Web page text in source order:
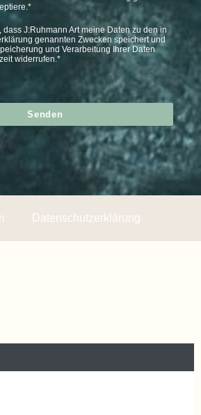
J:Ruhmann Art meine Daten zu den in
genannten Zwecken speichert und
und Verarbeitung Ihrer Daten
widerrufen.*
Senden
Datenschutzerklärung